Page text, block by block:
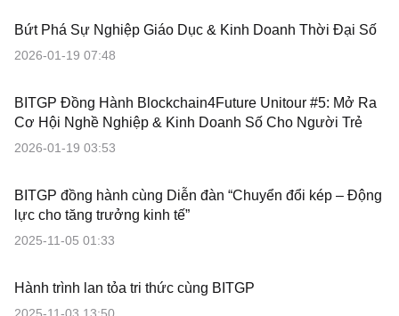
Bứt Phá Sự Nghiệp Giáo Dục & Kinh Doanh Thời Đại Số
2026-01-19 07:48
BITGP Đồng Hành Blockchain4Future Unitour #5: Mở Ra
Cơ Hội Nghề Nghiệp & Kinh Doanh Số Cho Người Trẻ
2026-01-19 03:53
BITGP đồng hành cùng Diễn đàn “Chuyển đổi kép – Động
lực cho tăng trưởng kinh tế”
2025-11-05 01:33
Hành trình lan tỏa tri thức cùng BITGP